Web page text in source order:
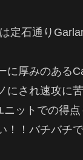
定石通り
に厚みのある
にされ速攻に苦
ニットでの得
！！バチバチ